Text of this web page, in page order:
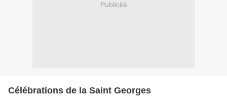
Publicité
Célébrations de la Saint Georges